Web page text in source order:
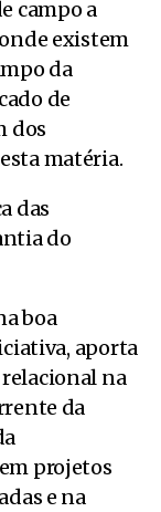
campo a
existem
da
de
dos
matéria.
das
do
boa
aporta
na
da
projetos
e na